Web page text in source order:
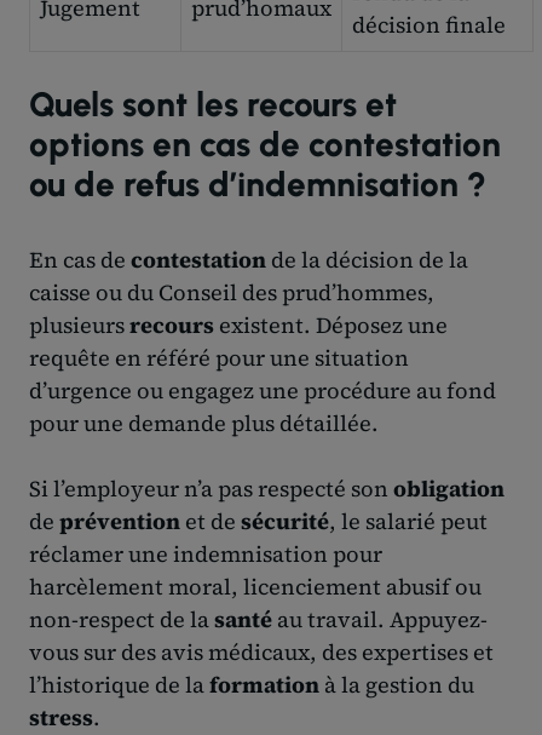
Jugement
prud’homaux
décision finale
Quels sont les recours et
options en cas de contestation
ou de refus d’indemnisation ?
En cas de contestation de la décision de la
caisse ou du Conseil des prud’hommes,
plusieursrecours existent. Déposez une
requête en référé pour une situation
d’urgence ou engagez une procédure au fond
pour une demande plus détaillée.
Si l’employeur n’a pas respecté son obligation
de prévention et de sécurité, le salarié peut
réclamer une indemnisation pour
harcèlement moral, licenciement abusif ou
non-respect de lasanté au travail. Appuyez-
vous sur des avis médicaux, des expertises et
l’historique de laformation à la gestion du
stress.